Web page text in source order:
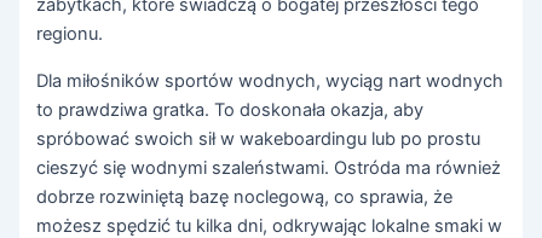
zabytkach, które świadczą o bogatej przeszłości tego
regionu.
Dla miłośników sportów wodnych, wyciąg nart wodnych
to prawdziwa gratka. To doskonała okazja, aby
spróbować swoich sił w wakeboardingu lub po prostu
cieszyć się wodnymi szaleństwami. Ostróda ma również
dobrze rozwiniętą bazę noclegową, co sprawia, że
możesz spędzić tu kilka dni, odkrywając lokalne smaki w